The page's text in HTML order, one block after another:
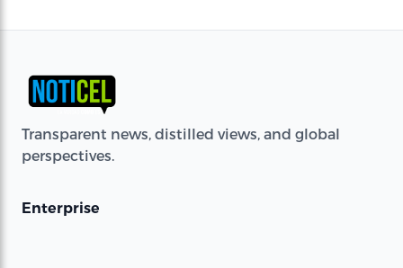
Transparent news, distilled views, and global
perspectives.
Enterprise